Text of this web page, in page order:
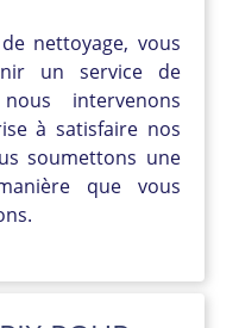
nettoyage, vous
un service de
intervenons
à satisfaire nos
soumettons une
que vous